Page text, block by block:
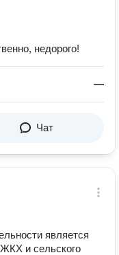
недорого!
—
Чат
является
и сельского